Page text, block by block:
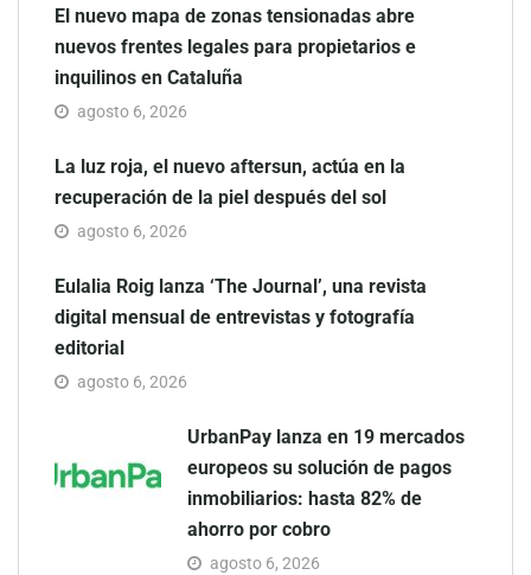
El nuevo mapa de zonas tensionadas abre
nuevos frentes legales para propietarios e
inquilinos en Cataluña
agosto 6, 2026
La luz roja, el nuevo aftersun, actúa en la
recuperación de la piel después del sol
agosto 6, 2026
Eulalia Roig lanza ‘The Journal’, una revista
digital mensual de entrevistas y fotografía
editorial
agosto 6, 2026
UrbanPay lanza en 19 mercados
europeos su solución de pagos
inmobiliarios: hasta 82% de
ahorro por cobro
agosto 6, 2026